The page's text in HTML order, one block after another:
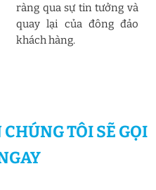
ràng qua sự tin tưởng và
quay lại của đông đảo
khách hàng.
TÔI SẼ GỌI